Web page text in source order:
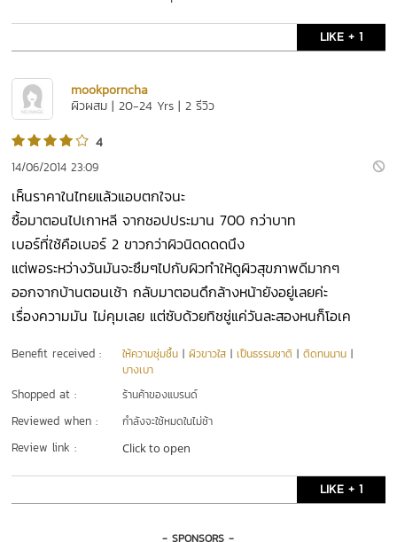
LIKE + 1
mookporncha
ผิวผสม | 20-24 Yrs | 2 รีวิว
4
14/06/2014 23:09
เห็นราคาในไทยแล้วแอบตกใจนะ
ซื้อมาตอนไปเกาหลี จากชอปประมาน 700 กว่าบาท
เบอร์ที่ใช้คือเบอร์ 2 ขาวกว่าผิวนิดดดดนึง
แต่พอระหว่างวันมันจะซึมๆไปกับผิวทำให้ดูผิวสุขภาพดีมากๆ
ออกจากบ้านตอนเช้า กลับมาตอนดึกล้างหน้ายังอยู่เลยค่ะ
เรื่องความมัน ไม่คุมเลย แต่ซับด้วยทิชชู่แค่วันละสองหนก็โอเค
Benefit received : ให้ความชุ่มชื้น |ผิวขาวใส |เป็นธรรมชาติ |ติดทนนาน |
บางเบา
Shopped at : ร้านค้าของแบรนด์
Reviewed when : กำลังจะใช้หมดในไม่ช้า
Review link : Click to open
LIKE + 1
- SPONSORS -